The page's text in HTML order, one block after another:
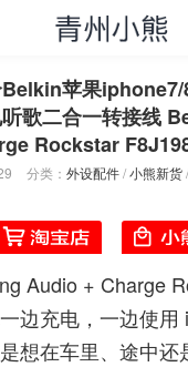
苹果
歌二合一转接线
Rockstar
分类： 外设配件/小熊新货/
Audio + Charge
边充电，一边使用
想在车里、途中还